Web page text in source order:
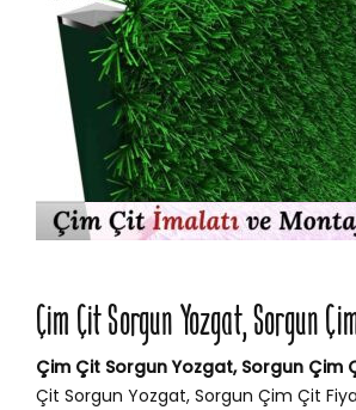
Çim Çit Sorgun Yozgat, Sorgun
Çim Çit Sorgun Yozgat, Sorgun Çim
Çit Sorgun Yozgat, Sorgun Çim Çit